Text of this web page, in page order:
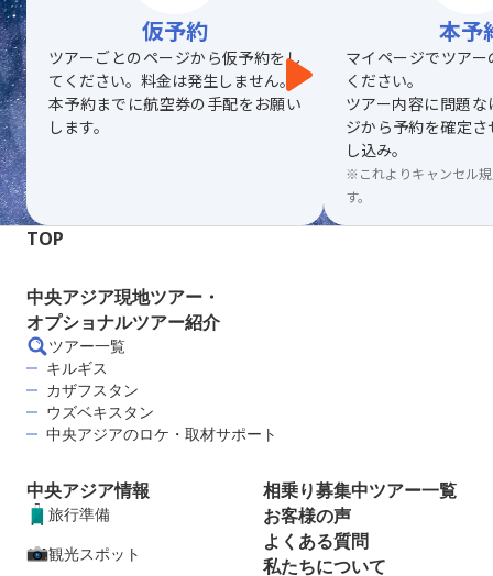
仮予約
ツアーごとのページから仮予約をし
てください。料金は発生しません。
本予約までに航空券の手配をお願い
します。
本予
マイページでツア
ください。
ツアー内容に問題
ジから予約を確定
し込み。
※これよりキャンセル
す。
TOP
中央アジア現地ツアー・
オプショナルツアー紹介
ツアー一覧
キルギス
カザフスタン
ウズベキスタン
中央アジアのロケ・取材サポート
中央アジア情報
旅行準備
観光スポット
相乗り募集中ツアー一覧
お客様の声
よくある質問
私たちについて